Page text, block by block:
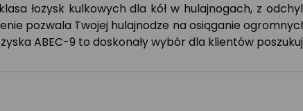
łożysk kulkowych dla kół w hulajnogach, z
pozwala Twojej hulajnodze na osiąganie
ABEC-9 to doskonały wybór dla klientów